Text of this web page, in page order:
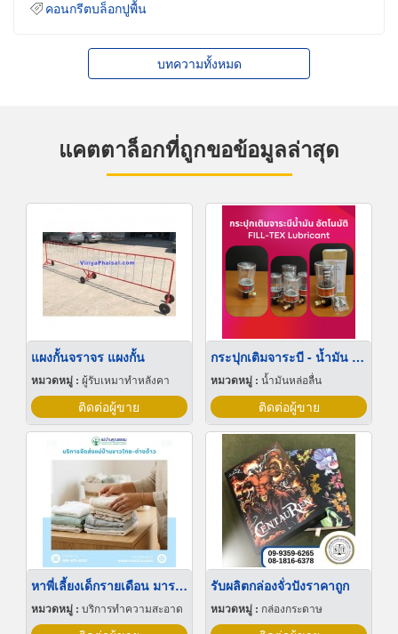
คอนกรีตบล็อกปูพื้น
บทความทั้งหมด
แคตตาล็อกที่ถูกขอข้อมูลล่าสุด
แผงกั้นจราจร แผงกั้น
หมวดหมู่ : ผู้รับเหมาทำหลังคา
ติดต่อผู้ขาย
กระปุกเติมจาระบี - น้ำมัน อัตโนมัติ
หมวดหมู่ : น้ำมันหล่อลื่น
ติดต่อผู้ขาย
หาพี่เลี้ยงเด็กรายเดือน มารยาทดี
หมวดหมู่ : บริการทำความสะอาด
รับผลิตกล่องจั่วปังราคาถูก
หมวดหมู่ : กล่องกระดาษ